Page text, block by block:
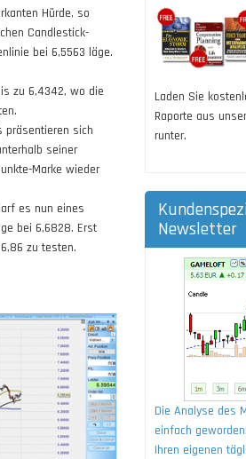
Hürde, so
Candlestick-
bei 6,5563 läge.
zu 6,4342, wo die
präsentieren sich
seiner
Marke wieder
es nun eines
bei 6,6828. Erst
zu testen.
Laden Sie
Raporte aus
runter.
Newsletter
Die Analyse des
einfach
Ihren eigenen